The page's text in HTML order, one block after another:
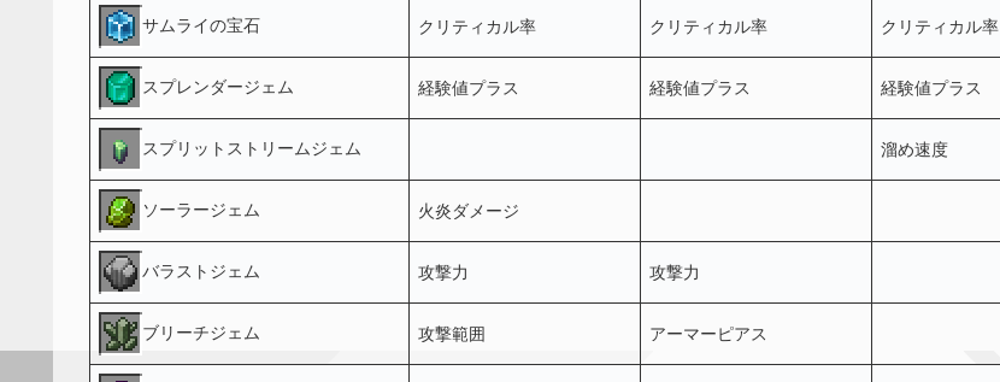
サムライの宝石 クリティカル率 クリティカル率 クリティカル率
スプレンダージェム 経験値プラス 経験値プラス 経験値プラス
スプリットストリームジェム 溜め速度
ソーラージェム 火炎ダメージ
バラストジェム 攻撃力 攻撃力
ブリーチジェム 攻撃範囲 アーマーピアス